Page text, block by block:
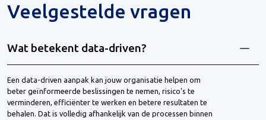
Veelgestelde vragen
Wat betekent data-driven?
Een data-driven aanpak kan jouw organisatie helpen om
beter geïnformeerde beslissingen te nemen, risico's te
verminderen, efficiënter te werken en betere resultaten te
behalen. Dat is volledig afhankelijk van de processen binnen